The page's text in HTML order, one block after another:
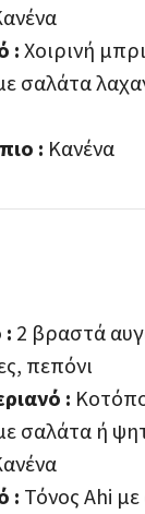
: Χοιρινή
σαλάτα
: Κανένα
: 2 βραστά
πεπόνι
:
σαλάτα ή
: Τόνος Ahi